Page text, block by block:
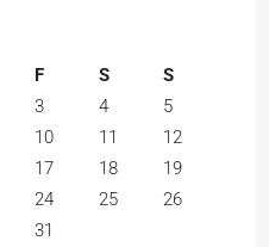
F S
S
3 4
5
10 11
12
17 18
19
24 25
26
31